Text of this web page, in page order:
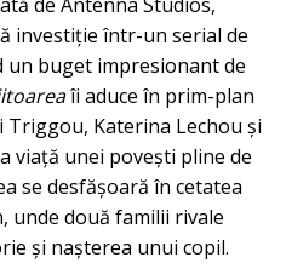
investiție într-un serial de
un buget impresionant de
îi aduce în prim-plan
Triggou, Katerina Lechou și
viață unei povești pline de
se desfășoară în cetatea
unde două familii rivale
și nașterea unui copil.